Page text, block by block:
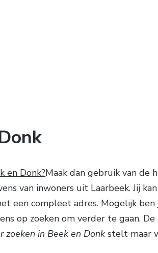
en Donk?Maak dan gebruik van de
van inwoners uit Laarbeek. Jij
een compleet adres. Mogelijk
op zoeken om verder te gaan.
zoeken in Beek en Donk stelt maar